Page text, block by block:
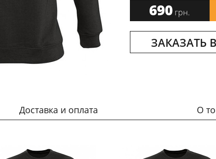
690 грн.
ЗАКАЗАТЬ
Доставка и оплата О